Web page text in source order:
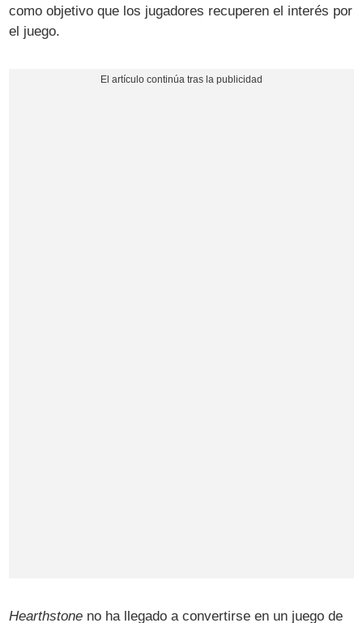
como objetivo que los jugadores recuperen el interés por
el juego.
Hearthstone no ha llegado a convertirse en un juego de